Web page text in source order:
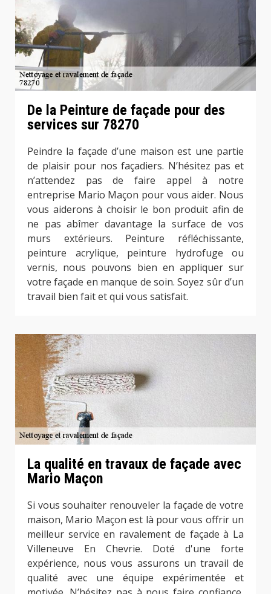
De la Peinture de façade pour des
services sur 78270
Peindre la façade d’une maison est une partie
de plaisir pour nos façadiers. N’hésitez pas et
n’attendez pas de faire appel à notre
entreprise Mario Maçon pour vous aider. Nous
vous aiderons à choisir le bon produit afin de
ne pas abîmer davantage la surface de vos
murs extérieurs. Peinture réfléchissante,
peinture acrylique, peinture hydrofuge ou
vernis, nous pouvons bien en appliquer sur
votre façade en manque de soin. Soyez sûr d’un
travail bien fait et qui vous satisfait.
La qualité en travaux de façade avec
Mario Maçon
Si vous souhaiter renouveler la façade de votre
maison, Mario Maçon est là pour vous offrir un
meilleur service en ravalement de façade à La
Villeneuve En Chevrie. Doté d'une forte
expérience, nous vous assurons un travail de
qualité avec une équipe expérimentée et